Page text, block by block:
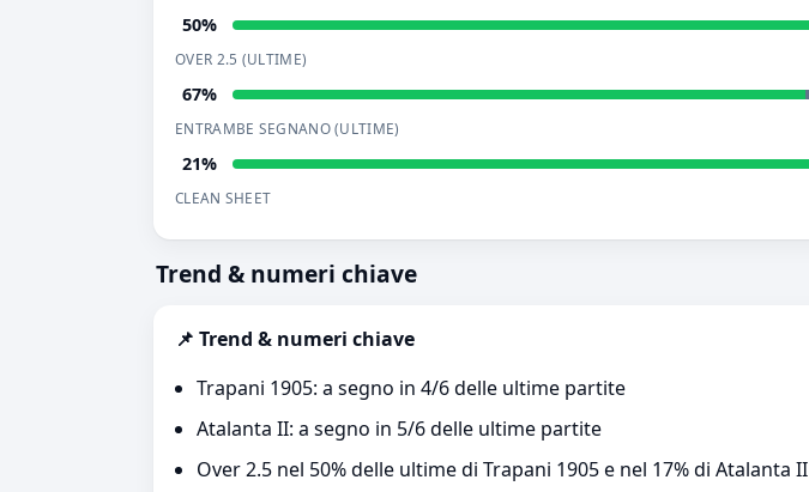
50%
OVER 2.5 (ULTIME)
67%
ENTRAMBE SEGNANO (ULTIME)
21%
CLEAN SHEET
Trend & numeri chiave
📌 Trend & numeri chiave
Trapani 1905: a segno in 4/6 delle ultime partite
Atalanta II: a segno in 5/6 delle ultime partite
Over 2.5 nel 50% delle ultime di Trapani 1905 e nel 17% di Atalanta II